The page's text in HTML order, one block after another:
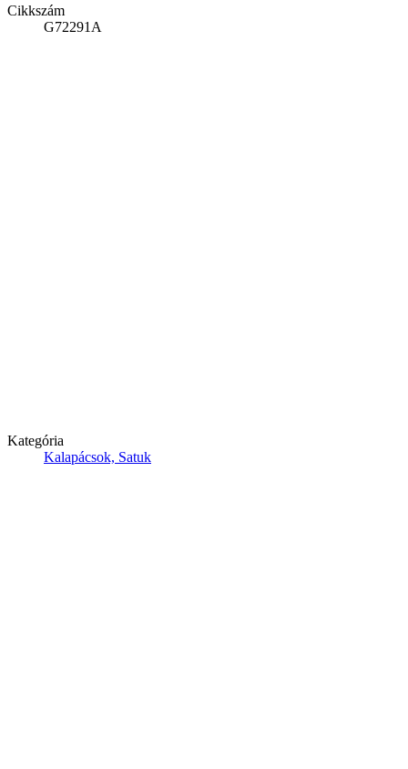
Cikkszám
G72291A
Kategória
Kalapácsok, Satuk